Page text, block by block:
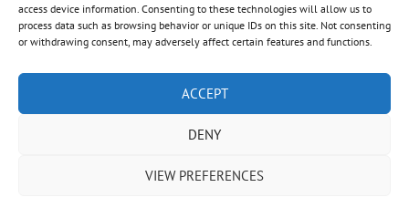
access device information. Consenting to these technologies will allow us to
process data such as browsing behavior or unique IDs on this site. Not consenting
or withdrawing consent, may adversely affect certain features and functions.
ACCEPT
DENY
VIEW PREFERENCES
Suchen